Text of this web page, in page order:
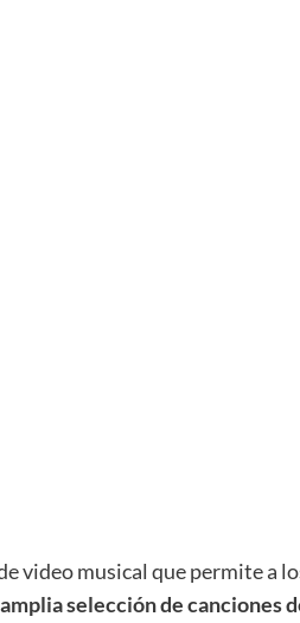
video musical que permite a
amplia selección de canciones